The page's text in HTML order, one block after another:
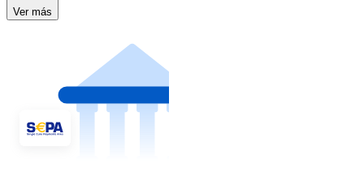
Ver más